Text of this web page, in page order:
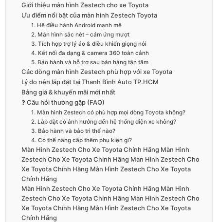
Giới thiệu màn hình Zestech cho xe Toyota
Ưu điểm nổi bật của màn hình Zestech Toyota
1. Hệ điều hành Android mạnh mẽ
2. Màn hình sắc nét – cảm ứng mượt
3. Tích hợp trợ lý ảo & điều khiển giọng nói
4. Kết nối đa dạng & camera 360 toàn cảnh
5. Bảo hành và hỗ trợ sau bán hàng tận tâm
Các dòng màn hình Zestech phù hợp với xe Toyota
Lý do nên lắp đặt tại Thanh Bình Auto TP.HCM
Bảng giá & khuyến mãi mới nhất
❓ Câu hỏi thường gặp (FAQ)
1. Màn hình Zestech có phù hợp mọi dòng Toyota không?
2. Lắp đặt có ảnh hưởng đến hệ thống điện xe không?
3. Bảo hành và bảo trì thế nào?
4. Có thể nâng cấp thêm phụ kiện gì?
Màn Hình Zestech Cho Xe Toyota Chính Hãng Màn Hình
Zestech Cho Xe Toyota Chính Hãng Màn Hình Zestech Cho
Xe Toyota Chính Hãng Màn Hình Zestech Cho Xe Toyota
Chính Hãng
Màn Hình Zestech Cho Xe Toyota Chính Hãng Màn Hình
Zestech Cho Xe Toyota Chính Hãng Màn Hình Zestech Cho
Xe Toyota Chính Hãng Màn Hình Zestech Cho Xe Toyota
Chính Hãng